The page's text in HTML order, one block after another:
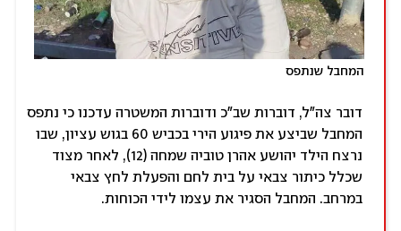
המחבל שנתפס
דובר צה"ל, דוברות שב"כ ודוברות המשטרה עדכנו כי נתפס
המחבל שביצע את פיגוע הירי בכביש 60 בגוש עציון, שבו
נרצח הילד יהושע אהרן טוביה שמחה (12), לאחר מצוד
שכלל כיתור צבאי על בית לחם והפעלת לחץ צבאי
במרחב. המחבל הסגיר את עצמו לידי הכוחות.